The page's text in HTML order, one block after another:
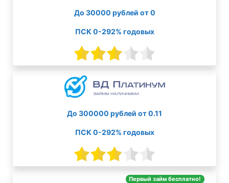
До 30000 рублей от 0
ПСК 0-292% годовых
До 300000 рублей от 0.11
ПСК 0-292% годовых
Первый займ бесплатно!